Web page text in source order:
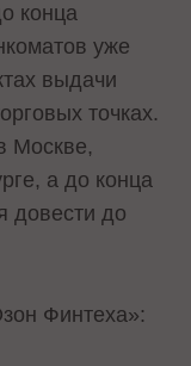
конца
уже
выдачи
точках.
Москве,
а до конца
довести до
Финтеха»: